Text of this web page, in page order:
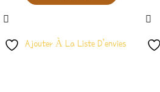
Ajouter À La Liste D’envies